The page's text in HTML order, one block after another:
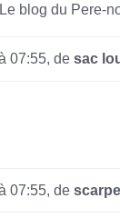
blog du Pere-
07:55, de sac
07:55, de